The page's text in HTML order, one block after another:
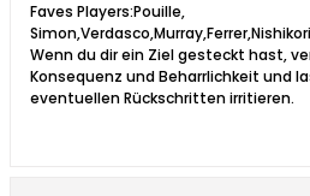
Faves Players:Pouille,
Wenn du dir ein Ziel gesteckt hast,
Konsequenz und Beharrlichkeit und
eventuellen Rückschritten irritieren.